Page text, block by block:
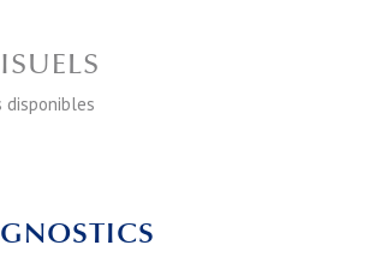
disponibles